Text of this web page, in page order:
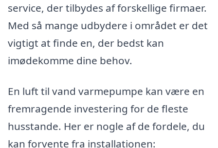
service, der tilbydes af forskellige firmaer.
Med så mange udbydere i området er det
vigtigt at finde en, der bedst kan
imødekomme dine behov.
En luft til vand varmepumpe kan være en
fremragende investering for de fleste
husstande. Her er nogle af de fordele, du
kan forvente fra installationen: